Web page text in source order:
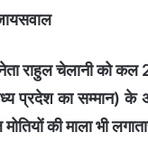
राहुल चेलानी को कल
प्रदेश का सम्मान) के
की माला भी